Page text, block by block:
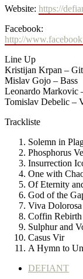
Website: https://
Facebook:
http://
Line Up
Kristijan Krpan –
Mislav Gojo – Bass
Leonardo Markovic
Tomislav Debelic –
Trackliste
Solemn in
Phosphorus
Insurrection
One with
Of Eternity
God of the
Viva Dolorosa
Coffin Rebirth
Sulphur and
Casus Vir
A Hymn to
DEFIANT